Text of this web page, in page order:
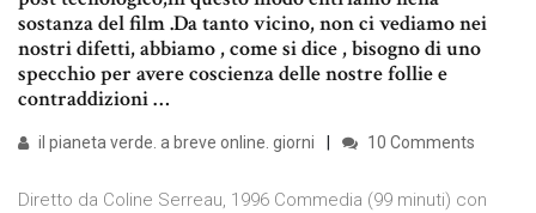
sostanza del film .Da tanto vicino, non ci vediamo nei
nostri difetti, abbiamo , come si dice , bisogno di uno
specchio per avere coscienza delle nostre follie e
contraddizioni …
il pianeta verde. a breve online. giorni 10 Comments
Diretto da Coline Serreau, 1996 Commedia (99 minuti) con